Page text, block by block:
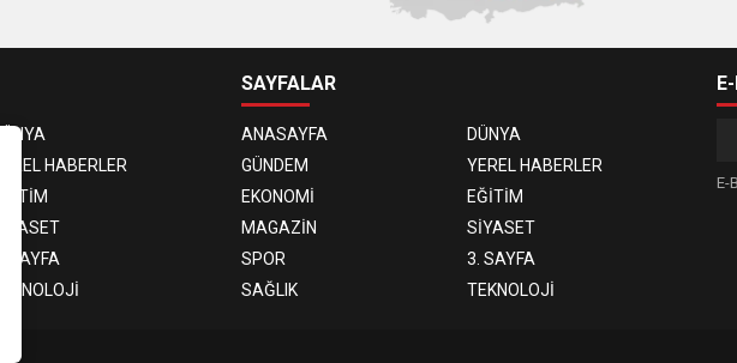
DÜNYA
YEREL HABERLER
EĞİTİM
SİYASET
3. SAYFA
TEKNOLOJİ
SAYFALAR
ANASAYFA
DÜNYA
GÜNDEM
YEREL HABERLER
EKONOMİ
EĞİTİM
MAGAZİN
SİYASET
SPOR
3. SAYFA
SAĞLIK
TEKNOLOJİ
E-